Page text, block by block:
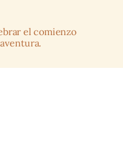
el comienzo